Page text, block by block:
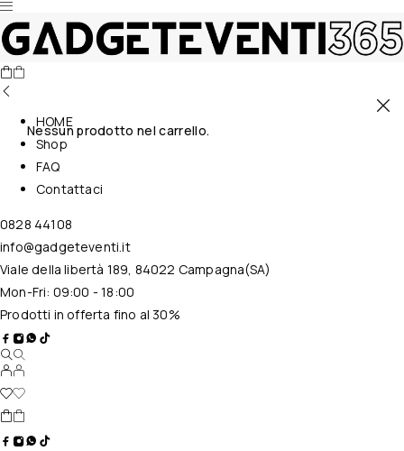
Nessun prodotto nel carrello.
HOME
Shop
FAQ
Contattaci
0828 44108
info@gadgeteventi.it
Viale della libertà 189, 84022 Campagna(SA)
Mon-Fri: 09:00 - 18:00
Prodotti in offerta fino al 30%